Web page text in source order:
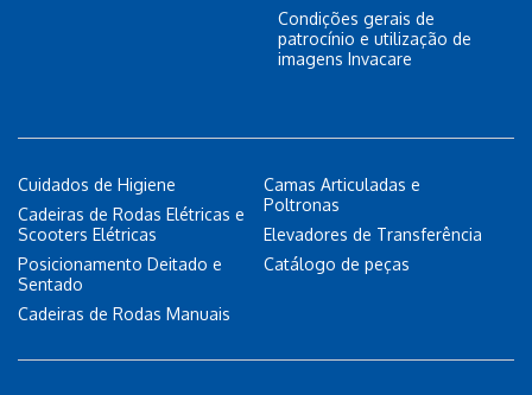
Condições gerais de
patrocínio e utilização de
imagens Invacare
Cuidados de Higiene
Cadeiras de Rodas Elétricas e
Scooters Elétricas
Posicionamento Deitado e
Sentado
Cadeiras de Rodas Manuais
Camas Articuladas e
Poltronas
Elevadores de Transferência
Catálogo de peças